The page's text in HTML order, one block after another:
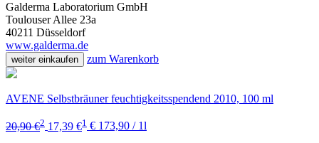
Galderma Laboratorium GmbH
Toulouser Allee 23a
40211 Düsseldorf
www.galderma.de
weiter einkaufen zum Warenkorb
AVENE Selbstbräuner feuchtigkeitsspendend 2010, 100 ml
20,90 €2 17,39 €1 € 173,90 / 1l